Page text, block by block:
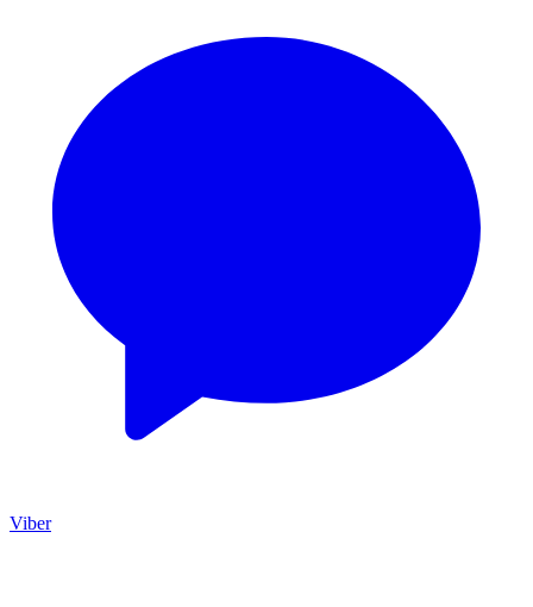
Viber